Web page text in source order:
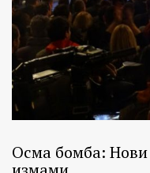
Осма бомба: Нови